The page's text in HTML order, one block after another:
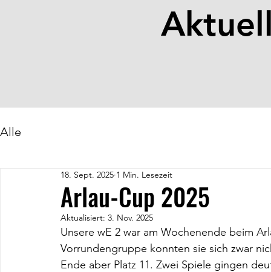
Alle
Arlau-Cup 2025
18. Sept. 2025 1 Min. Lesezeit
Aktualisiert: 3. Nov. 2025
Unsere wE 2 war am Wochenende beim
Vorrundengruppe konnten sie sich zwar
Ende aber Platz 11. Zwei Spiele gingen